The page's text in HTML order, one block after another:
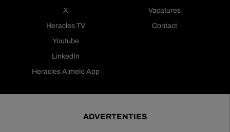
X
Heracles TV
Youtube
LinkedIn
Heracles Almelo App
Vacatures
Contact
ADVERTENTIES